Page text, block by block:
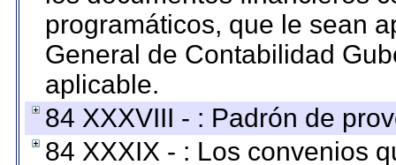
programáticos, que le sean
General de Contabilidad
aplicable.
84 XXXVIII - : Padrón de
84 XXXIX - : Los convenios